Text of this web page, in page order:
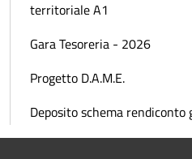
territoriale A1
Gara Tesoreria - 2026
Progetto D.A.M.E.
Deposito schema rendiconto